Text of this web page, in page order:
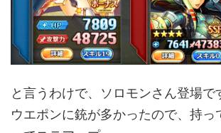
と言うわけで、ソロモンさん登場で
ウエポンに銃が多かったので、持っ